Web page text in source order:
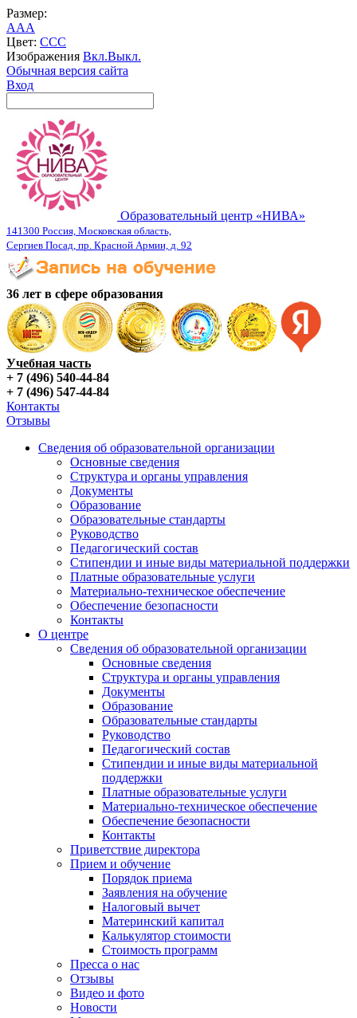
Размер:
AAA
Цвет: CCC
Изображения Вкл.Выкл.
Обычная версия сайта
Вход
Образовательный центр «НИВА»
141300 Россия, Московская область,
Сергиев Посад, пр. Красной Армии, д. 92
36 лет в сфере образования
Учебная часть
+ 7 (496) 540-44-84
+ 7 (496) 547-44-84
Контакты
Отзывы
Сведения об образовательной организации
Основные сведения
Структура и органы управления
Документы
Образование
Образовательные стандарты
Руководство
Педагогический состав
Стипендии и иные виды материальной поддержки
Платные образовательные услуги
Материально-техническое обеспечение
Обеспечение безопасности
Контакты
О центре
Сведения об образовательной организации
Основные сведения
Структура и органы управления
Документы
Образование
Образовательные стандарты
Руководство
Педагогический состав
Стипендии и иные виды материальной
поддержки
Платные образовательные услуги
Материально-техническое обеспечение
Обеспечение безопасности
Контакты
Приветствие директора
Прием и обучение
Порядок приема
Заявления на обучение
Налоговый вычет
Материнский капитал
Калькулятор стоимости
Стоимость программ
Пресса о нас
Отзывы
Видео и фото
Новости